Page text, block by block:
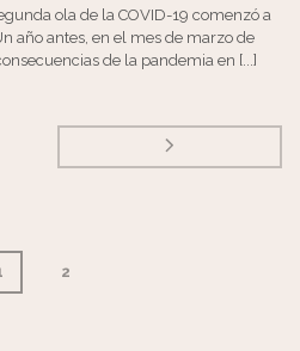
ola de la COVID-19 comenzó a
año antes, en el mes de marzo de
de la pandemia en [...]
2